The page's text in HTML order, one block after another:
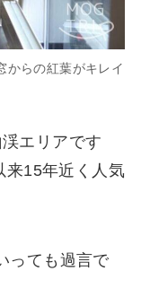
からの紅葉がキレイ
エリアです
来15年近く人気
っても過言で